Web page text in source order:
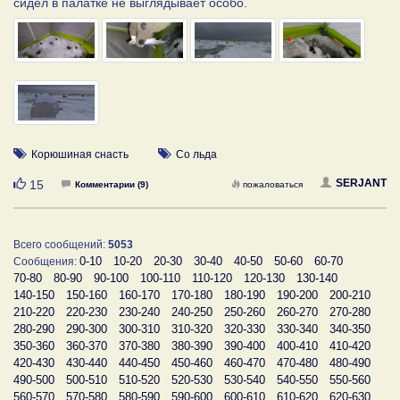
сидел в палатке не выглядывает особо.
Корюшиная снасть Со льда
Нравится
15 Комментарии (9) SERJANT
пожаловаться
Всего сообщений: 5053
Сообщения: 0-10 10-20 20-30 30-40 40-50 50-60
60-70
70-80
80-90 90-100 100-110 110-120 120-130
130-140
140-150
150-160 160-170 170-180 180-190 190-200
200-210
210-220
220-230 230-240 240-250 250-260 260-270
270-280
280-290
290-300 300-310 310-320 320-330 330-340
340-350
350-360
360-370 370-380 380-390 390-400 400-410
410-420
420-430
430-440 440-450 450-460 460-470 470-480
480-490
490-500
500-510 510-520 520-530 530-540 540-550
550-560
560-570
570-580 580-590 590-600 600-610 610-620 620-630